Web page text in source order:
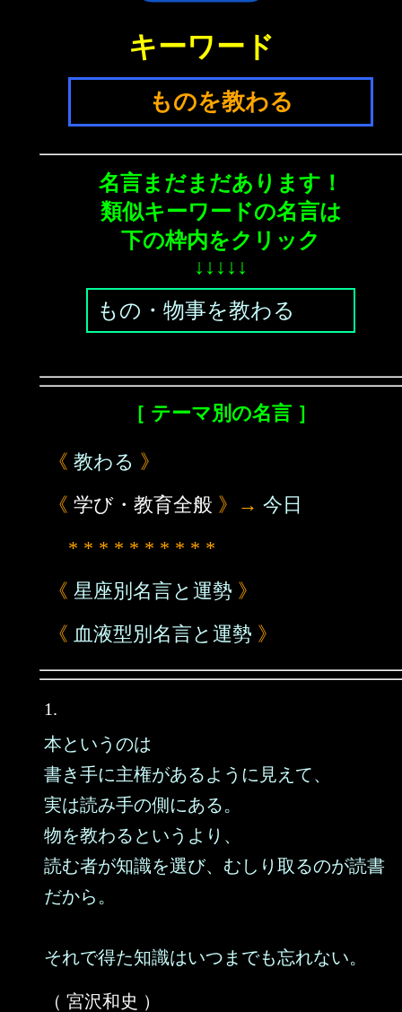
キーワード
ものを教わる
名言まだまだあります！
類似キーワードの名言は
下の枠内をクリック
↓↓↓↓↓
もの・物事を教わる
［ テーマ別の名言 ］
《 教わる 》
《 学び・教育全般 》→ 今日
* * * * * * * * * *
《 星座別名言と運勢 》
《 血液型別名言と運勢 》
1.
本というのは
書き手に主権があるように見えて、
実は読み手の側にある。
物を教わるというより、
読む者が知識を選び、むしり取るのが読書
だから。
それで得た知識はいつまでも忘れない。
（ 宮沢和史 ）